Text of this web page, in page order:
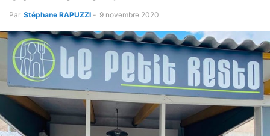
Par Stéphane RAPUZZI - 9 novembre 2020